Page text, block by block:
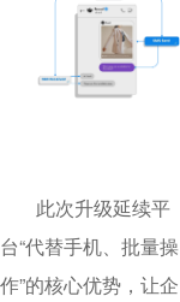
此次升级延续平
台“代替手机、批量操
作”的核心优势，让企